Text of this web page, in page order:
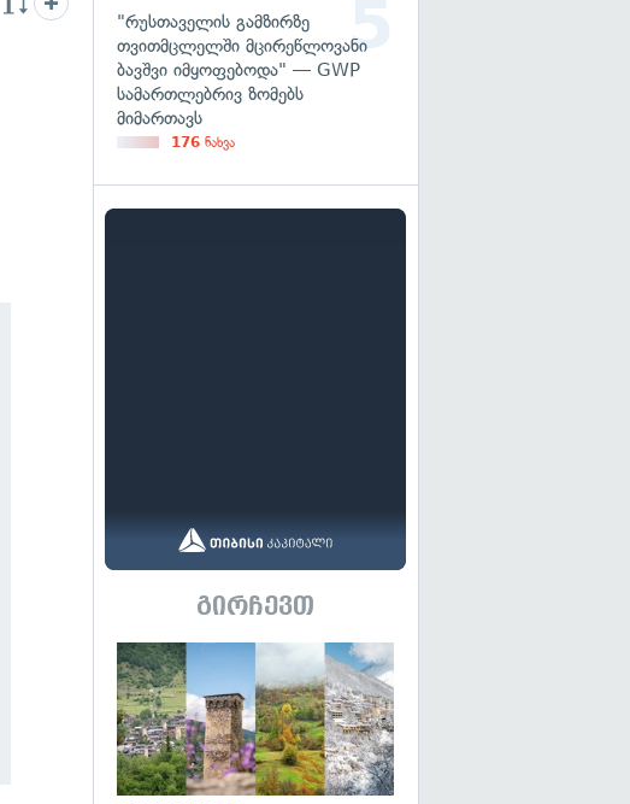
"რუსთაველის გამზირზე
თვითმცლელში მცირეწლოვანი
ბავშვი იმყოფებოდა" — GWP
სამართლებრივ ზომებს
მიმართავს
176 ნახვა
გირჩევთ